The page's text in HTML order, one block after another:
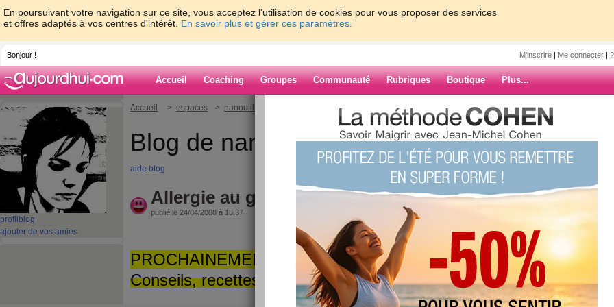
En poursuivant votre navigation sur ce site, vous acceptez l'utilisation de cookies pour vous proposer des services
et offres adaptés à vos centres d'intérêt. En savoir plus et gérer ces paramètres.
Bonjour ! M'inscrire | Me connecter |
Accueil Coaching Groupes Communauté Rubriques Boutique Plus...
profil blog
ajouter de vos amies
Accueil > espaces > nanoulille > Allergie au gluten
Blog de nanoulille
aide blog
Allergie au gluten
publié le 24/04/2008 à 18:37
PROCHAINEMENT COMPLéTé...
Conseils, recettes, sites... à VENIR !!!!
ARCHIVES